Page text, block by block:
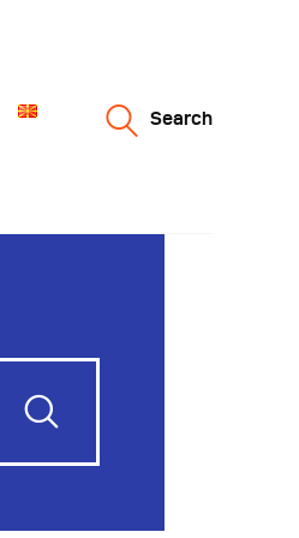
Search